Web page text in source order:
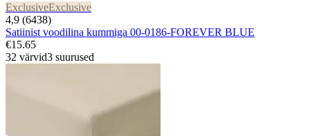
ExclusiveExclusive
4,9 (6438)
Satiinist voodilina kummiga 00-0186-FOREVER BLUE
€15.65
32 värvid3 suurused